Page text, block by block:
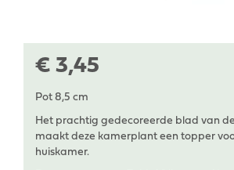
€ 3,45
Pot 8,5 cm
Het prachtig gedecoreerde blad van
maakt deze kamerplant een topper
huiskamer.